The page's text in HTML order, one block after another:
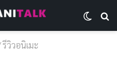
รีวิวอนิเมะ